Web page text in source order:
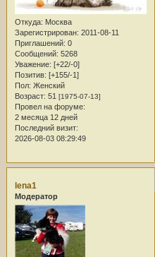
Откуда: Москва
Зарегистрирован: 2011-08-11
Приглашений: 0
Сообщений: 5268
Уважение: [+22/-0]
Позитив: [+155/-1]
Пол: Женский
Возраст: 51 [1975-07-13]
Провел на форуме:
2 месяца 12 дней
Последний визит:
2026-08-03 08:29:49
lena1
Модератор